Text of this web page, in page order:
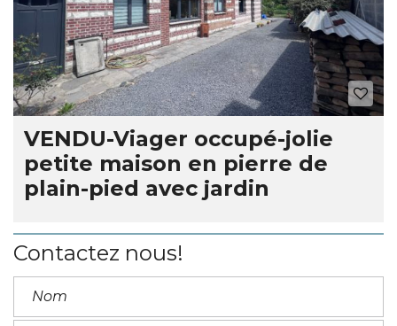
VENDU-Viager occupé-jolie
petite maison en pierre de
plain-pied avec jardin
Contactez nous!